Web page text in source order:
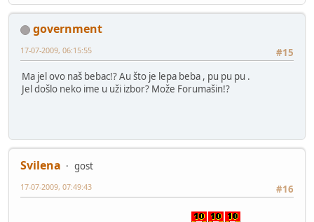
government
#15
17-07-2009, 06:15:55
Ma jel ovo naš bebac!? Au što je lepa beba , pu pu pu .
Jel došlo neko ime u uži izbor? Može Forumašin!?
Svilena
gost
#16
17-07-2009, 07:49:43